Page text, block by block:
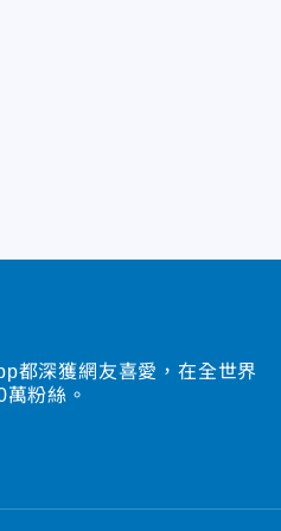
都深獲網友喜愛，在全世界
粉絲。